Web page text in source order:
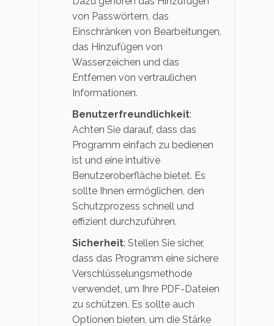
von Passwörtern, das
Einschränken von Bearbeitungen,
das Hinzufügen von
Wasserzeichen und das
Entfernen von vertraulichen
Informationen.
Benutzerfreundlichkeit:
Achten Sie darauf, dass das
Programm einfach zu bedienen
ist und eine intuitive
Benutzeroberfläche bietet. Es
sollte Ihnen ermöglichen, den
Schutzprozess schnell und
effizient durchzuführen.
Sicherheit: Stellen Sie sicher,
dass das Programm eine sichere
Verschlüsselungsmethode
verwendet, um Ihre PDF-Dateien
zu schützen. Es sollte auch
Optionen bieten, um die Stärke